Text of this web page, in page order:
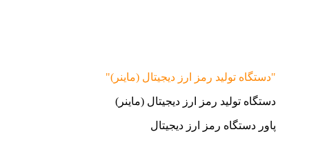
"دستگاه تولید رمز ارز دیجیتال (ماینر)"
دستگاه تولید رمز ارز دیجیتال (ماینر)
پاور دستگاه رمز ارز دیجیتال